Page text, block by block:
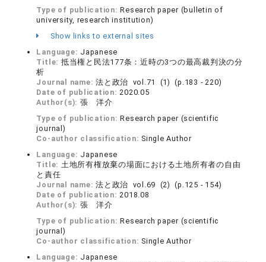
Type of publication:Research paper (bulletin of
university, research institution)
Show links to external sites
Language: Japanese
Title: 抵当権と民法177条：近時の3つの最高裁判決の分
析
Journal name:法と政治 vol.71 (1) (p.183 - 220)
Date of publication:2020.05
Author(s): 張 洋介
Type of publication:Research paper (scientific
journal)
Co-author classification: Single Author
Language: Japanese
Title: 土地所有権放棄の場面における土地所有者の自由
と責任
Journal name:法と政治 vol.69 (2) (p.125 - 154)
Date of publication:2018.08
Author(s): 張 洋介
Type of publication:Research paper (scientific
journal)
Co-author classification: Single Author
Language: Japanese